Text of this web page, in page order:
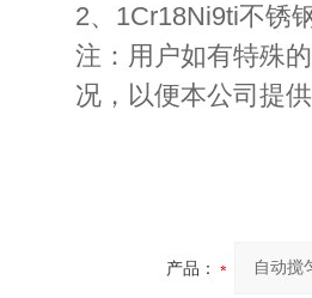
2、1Cr18Ni9ti不锈
注：用户如有特殊
况，以便本公司提
产品：